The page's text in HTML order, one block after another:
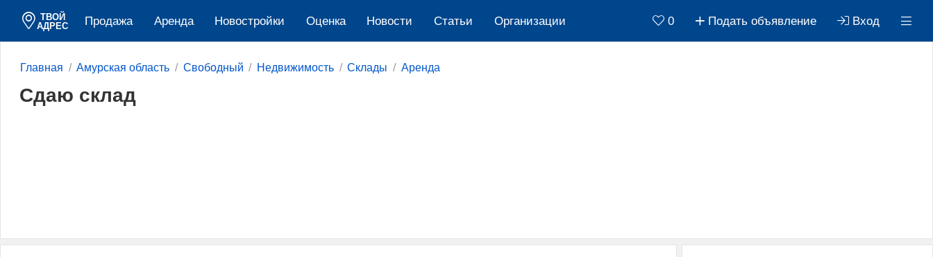
ТВОЙ
АДРЕС
Продажа Аренда Новостройки Оценка Новости Cтатьи Организации 0 Подать объявление Вход
Главная Амурская область Свободный Недвижимость Склады Аренда
Сдаю склад